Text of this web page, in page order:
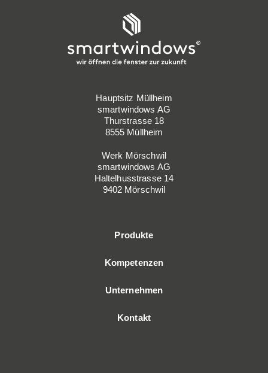
Hauptsitz Müllheim
smartwindows AG
Thurstrasse 18
8555 Müllheim
Werk Mörschwil
smartwindows AG
Haltelhusstrasse 14
9402 Mörschwil
Produkte
Kompetenzen
Unternehmen
Kontakt